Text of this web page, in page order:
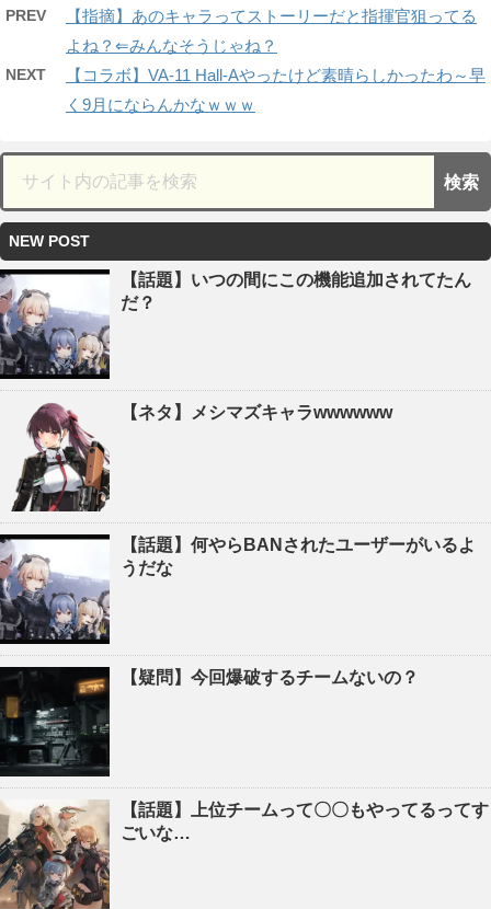
PREV
【指摘】あのキャラってストーリーだと指揮官狙ってる
よね？⇐みんなそうじゃね？
NEXT
【コラボ】VA-11 Hall-Aやったけど素晴らしかったわ～早
く9月にならんかなｗｗｗ
NEW POST
【話題】いつの間にこの機能追加されてたん
だ？
【ネタ】メシマズキャラwwwwww
【話題】何やらBANされたユーザーがいるよ
うだな
【疑問】今回爆破するチームないの？
【話題】上位チームって〇〇もやってるってす
ごいな…